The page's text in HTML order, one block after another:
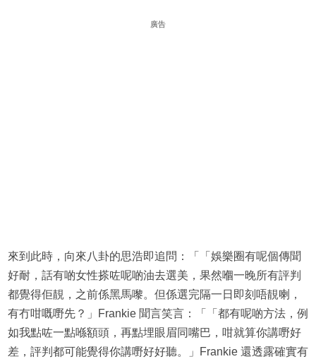
廣告
來到此時，向來八卦的思浩即追問：「「娛樂圈有呢個傳聞
好耐，話有啲女性搽咗呢啲油去選美，果然嗰一晚所有評判
都覺得佢靚，之前係黑馬嚟。但係選完隔一日即刻唔靚喇，
有冇咁嘅嘢先？」Frankie 聞言笑言：「「都有呢啲方法，例
如我點咗一點喺額頭，再點埋眼眉同嘴巴，咁就算你講嘢好
差，評判都可能覺得你講嘢好好聽。」Frankie 還透露確實有